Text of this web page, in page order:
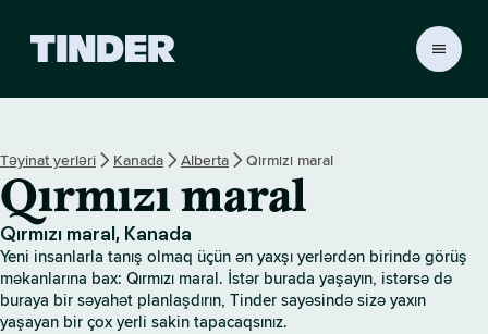
r
H
o
m
e
Təyinat yerləri Kanada Alberta Qırmızı maral
Qırmızı maral
Qırmızı maral, Kanada
Yeni insanlarla tanış olmaq üçün ən yaxşı yerlərdən birində görüş
məkanlarına bax: Qırmızı maral. İstər burada yaşayın, istərsə də
buraya bir səyahət planlaşdırın, Tinder sayəsində sizə yaxın
yaşayan bir çox yerli sakin tapacaqsınız.